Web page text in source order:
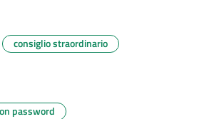
consiglio straordinario
password